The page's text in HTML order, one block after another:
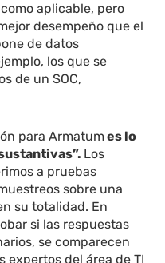
aplicable, pero
desempeño que el
de datos
los que se
de un SOC,
para Armatumes lo
Los
a pruebas
sobre una
su totalidad. En
si las respuestas
se comparecen
expertos del área de TI